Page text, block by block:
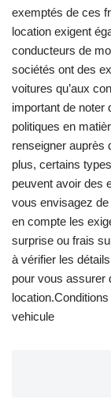
exemptés de ces
location exigent
conducteurs de
sociétés ont des
voitures qu’aux
important de noter
politiques en
renseigner auprès
plus, certains
peuvent avoir des
vous envisagez
en compte les
surprise ou frais
à vérifier les
pour vous assurer
vehicule